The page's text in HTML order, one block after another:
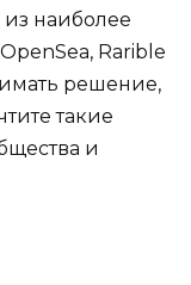
из наиболее
Rarible
решение,
такие
и